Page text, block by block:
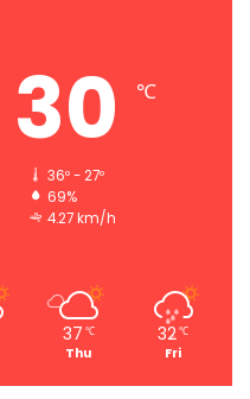
30 ℃
36º - 27º
69%
4.27 km/h
37 ℃
Thu
32℃
Fri